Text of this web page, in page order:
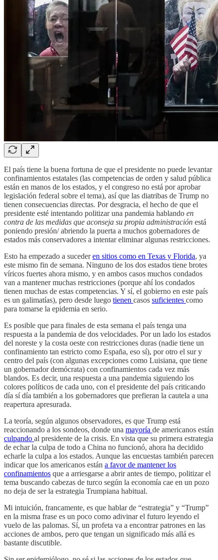
El país tiene la buena fortuna de que el presidente no puede levantar
confinamientos estatales (las competencias de orden y salud pública
están en manos de los estados, y el congreso no está por aprobar
legislación federal sobre el tema), así que las diatribas de Trump no
tienen consecuencias directas. Por desgracia, el hecho de que el
presidente esté intentando politizar una pandemia hablando en
contra de las medidas que aconseja su propia administración está
poniendo presión/ abriendo la puerta a muchos gobernadores de
estados más conservadores a intentar eliminar algunas restricciones.
Esto ha empezado a sucederen sitios como en Texas y Florida, ya
este mismo fin de semana. Ninguno de los dos estados tiene brotes
víricos fuertes ahora mismo, y en ambos casos muchos condados
van a mantener muchas restricciones (porque ahí los condados
tienen muchas de estas competencias. Y sí, el gobierno en este país
es un galimatías), pero desde luego tienen casos suficientes como
para tomarse la epidemia en serio.
Es posible que para finales de esta semana el país tenga una
respuesta a la pandemia de dos velocidades. Por un lado los estados
del noreste y la costa oeste con restricciones duras (nadie tiene un
confinamiento tan estricto como España, eso sí), por otro el sur y
centro del país (con algunas excepciones como Luisiana, que tiene
un gobernador demócrata) con confinamientos cada vez más
blandos. Es decir, una respuesta a una pandemia siguiendo los
colores políticos de cada uno, con el presidente del país criticando
día sí día también a los gobernadores que prefieran la cautela a una
reapertura apresurada.
La teoría, según algunos observadores, es que Trump está
reaccionando a los sondeos, donde una mayoría de americanos están
culpando al presidente de la crisis. En vista que su primera estrategia
de echar la culpa de todo a China no funcionó, ahora ha decidido
echarle la culpa a los estados. Aunque las encuestas también parecen
indicar que los americanos están a favor de mantener los
confinamientos que a arriesgarse a abrir antes de tiempo, politizar el
tema buscando cabezas de turco según la economía cae en un pozo
no deja de ser la estrategia Trumpiana habitual.
Mi intuición, francamente, es que hablar de “estrategia” y “Trump”
en la misma frase es un poco como adivinar el futuro leyendo el
vuelo de las palomas. Sí, un profeta va a encontrar patrones en las
acciones de ambos, pero que tengan un significado más allá es
bastante discutible.